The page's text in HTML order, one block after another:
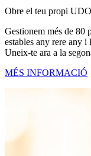
Obre el teu propi
Gestionem més de 80
estables any rere any i
Uneix-te ara a la
MÉS INFORMACIÓ